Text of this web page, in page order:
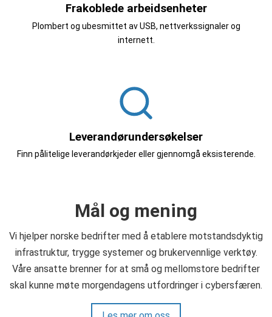
Frakoblede arbeidsenheter
Plombert og ubesmittet av USB, nettverkssignaler og
internett.
Leverandørundersøkelser
Finn pålitelige leverandørkjeder eller gjennomgå eksisterende.
Mål og mening
Vi hjelper norske bedrifter med å etablere motstandsdyktig
infrastruktur, trygge systemer og brukervennlige verktøy.
Våre ansatte brenner for at små og mellomstore bedrifter
skal kunne møte morgendagens utfordringer i cybersfæren.